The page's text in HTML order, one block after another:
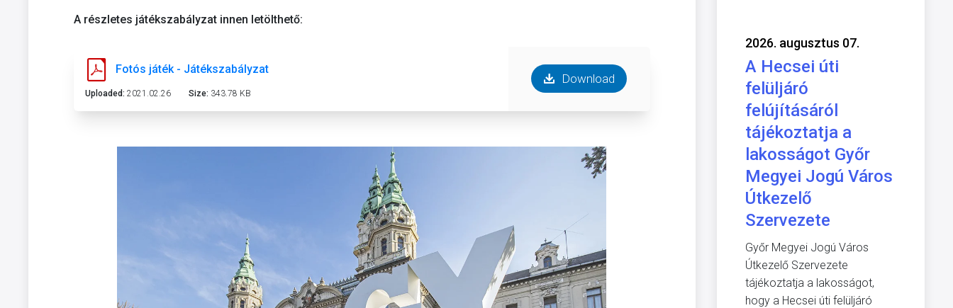
A részletes játékszabályzat innen letölthető:
Fotós játék - Játékszabályzat
Uploaded: 2021.02.26 Size: 343.78 KB
Download
2026. augusztus 07.
A Hecsei úti
felüljáró
felújításáról
tájékoztatja a
lakosságot Győr
Megyei Jogú Város
Útkezelő
Szervezete
Győr Megyei Jogú Város
Útkezelő Szervezete
tájékoztatja a lakosságot,
hogy a Hecsei úti felüljáró